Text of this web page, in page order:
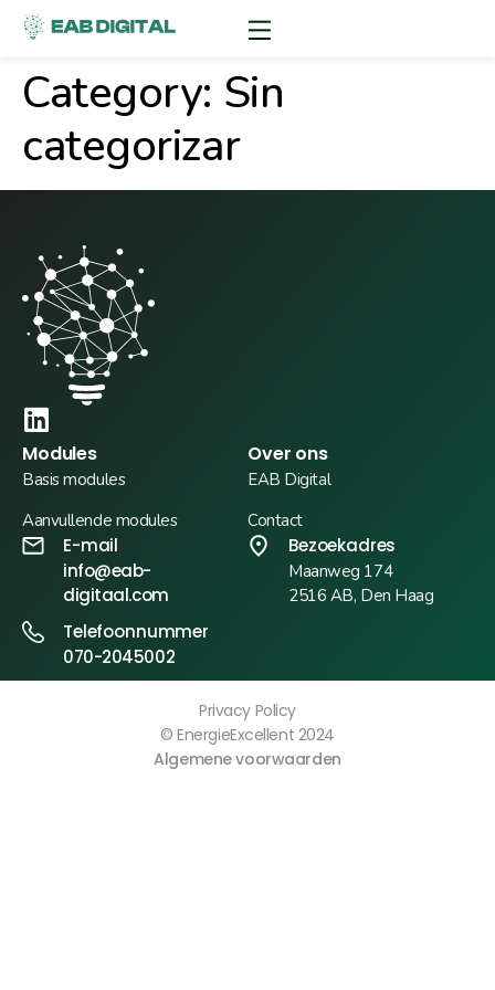
Category: Sin
categorizar
Modules
Basis modules
Aanvullende modules
Over ons
EAB Digital
Contact
E-mail
info@eab-
digitaal.com
Telefoonnummer
070-2045002
Bezoekadres
Maanweg 174
2516 AB, Den Haag
Privacy Policy
© EnergieExcellent 2024
Algemene voorwaarden